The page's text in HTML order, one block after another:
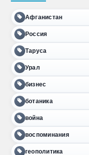
Афганистан
Россия
Таруса
Урал
бизнес
ботаника
война
воспоминания
геополитика